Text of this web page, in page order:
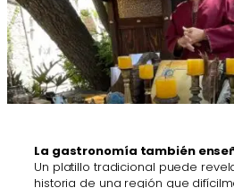
La gastronomía también
Un platillo tradicional puede
historia de una región que